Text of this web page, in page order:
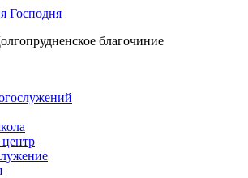
Господня
благочиние